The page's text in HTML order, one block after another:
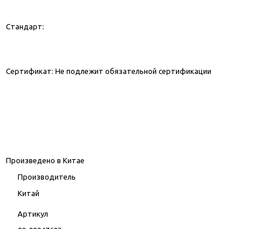
Стандарт:
Сертификат: Не подлежит обязательной сертификации
Произведено в Китае
Производитель
Китай
Артикул